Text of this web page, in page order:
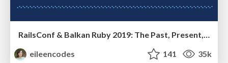
RailsConf & Balkan Ruby 2019: The Past, Present, and Future of Rails at GitHub
eileencodes
141 35k